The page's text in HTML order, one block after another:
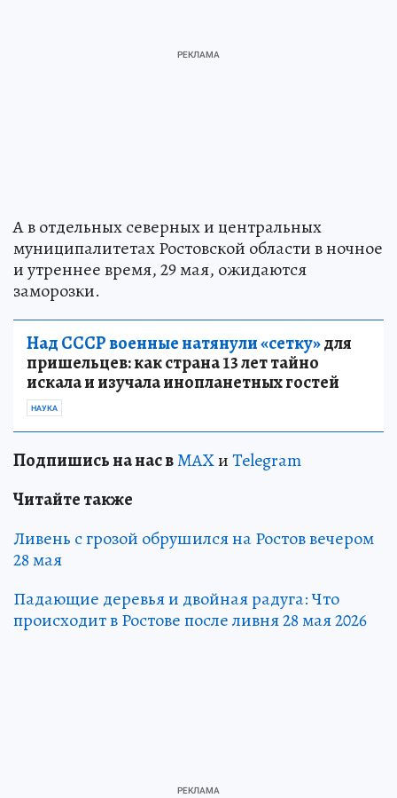
А в отдельных северных и центральных
муниципалитетах Ростовской области в ночное
и утреннее время, 29 мая, ожидаются
заморозки.
Над СССР военные натянули «сетку»для
пришельцев: как страна 13 лет тайно
искала и изучала инопланетных гостей
НАУКА
Подпишись на нас вMAXиTelegram
Читайте также
Ливень с грозой обрушился на Ростов вечером
28 мая
Падающие деревья и двойная радуга: Что
происходит в Ростове после ливня 28 мая 2026